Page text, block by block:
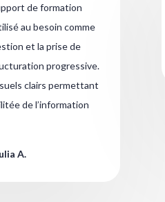
de formation
au besoin comme
et la prise de
progressive.
clairs permettant
de l’information
A.